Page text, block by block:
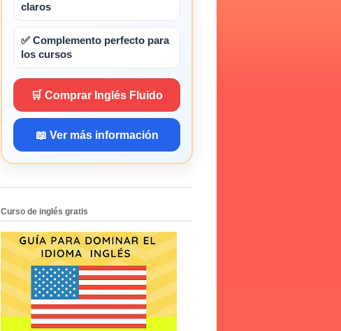
claros
✅ Complemento perfecto para
los cursos
🛒 Comprar Inglés Fluido
📖 Ver más información
Curso de inglés gratis